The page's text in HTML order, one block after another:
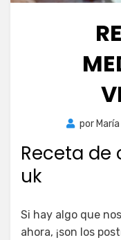
por
Receta
uk
Si hay algo que
ahora, ¡son los